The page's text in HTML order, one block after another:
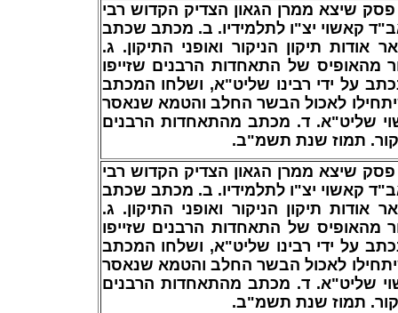
פסק שיצא ממרן הגאון הצדיק הקדוש רבי
קאשוי יצ"ו לתלמידיו. ב. מכתב שכתב
תיקון הניקור ואופני התיקון. ג.
מהאופיס של התאחדות הרבנים שזייפו
על ידי רבינו שליט"א, ושלחו המכתב
איש שיתחילו לאכול הבשר החלב והטמא שנאסר
שליט"א. ד. מכתב מהתאחדות הרבנים
תמוז שנת תשמ"ב.
פסק שיצא ממרן הגאון הצדיק הקדוש רבי
קאשוי יצ"ו לתלמידיו. ב. מכתב שכתב
תיקון הניקור ואופני התיקון. ג.
מהאופיס של התאחדות הרבנים שזייפו
על ידי רבינו שליט"א, ושלחו המכתב
איש שיתחילו לאכול הבשר החלב והטמא שנאסר
שליט"א. ד. מכתב מהתאחדות הרבנים
תמוז שנת תשמ"ב.